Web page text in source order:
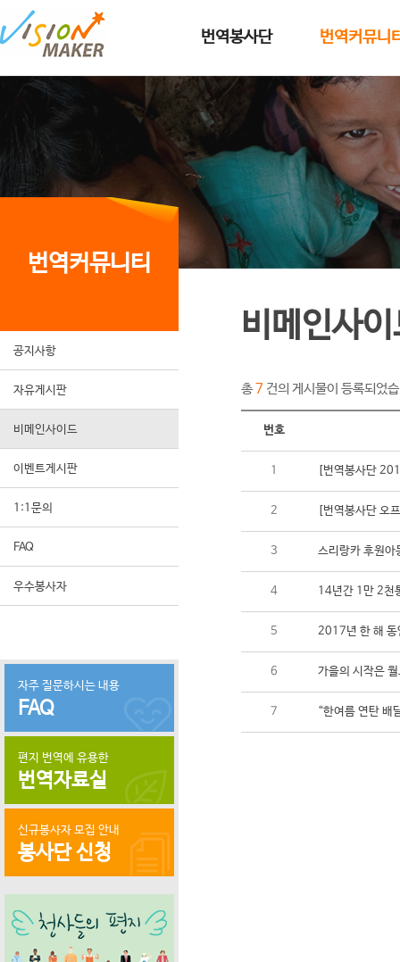
메인메뉴로 이동
메인메뉴 건너뛰고 본문으로 이동
번역봉사단 번역커뮤니
번역커뮤니티
공지사항
자유게시판
비메인사이드
이벤트게시판
1:1문의
FAQ
우수봉사자
자주 질문하시는 내용
FAQ
편지 번역에 유용한
번역자료실
신규봉사자 모집 안내
봉사단 신청
비메인사
총7 건의 게시물이 등록되었
번호
1 [번역봉사단
2 [번역봉사단 오
3 스리랑카 후원아
4 14년간 1만 2천
5 2017년 한 해 동
6 가을의 시작은
7 “한여름 연탄 배